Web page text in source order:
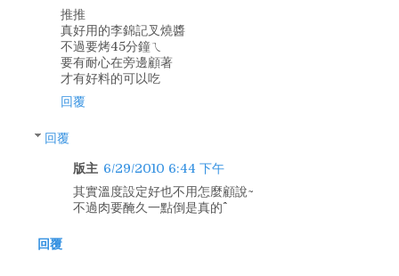
推推
真好用的李錦記叉燒醬
不過要烤45分鐘ㄟ
要有耐心在旁邊顧著
才有好料的可以吃
回覆
回覆
版主 6/29/2010 6:44 下午
其實溫度設定好也不用怎麼顧說~
不過肉要醃久一點倒是真的^^
回覆